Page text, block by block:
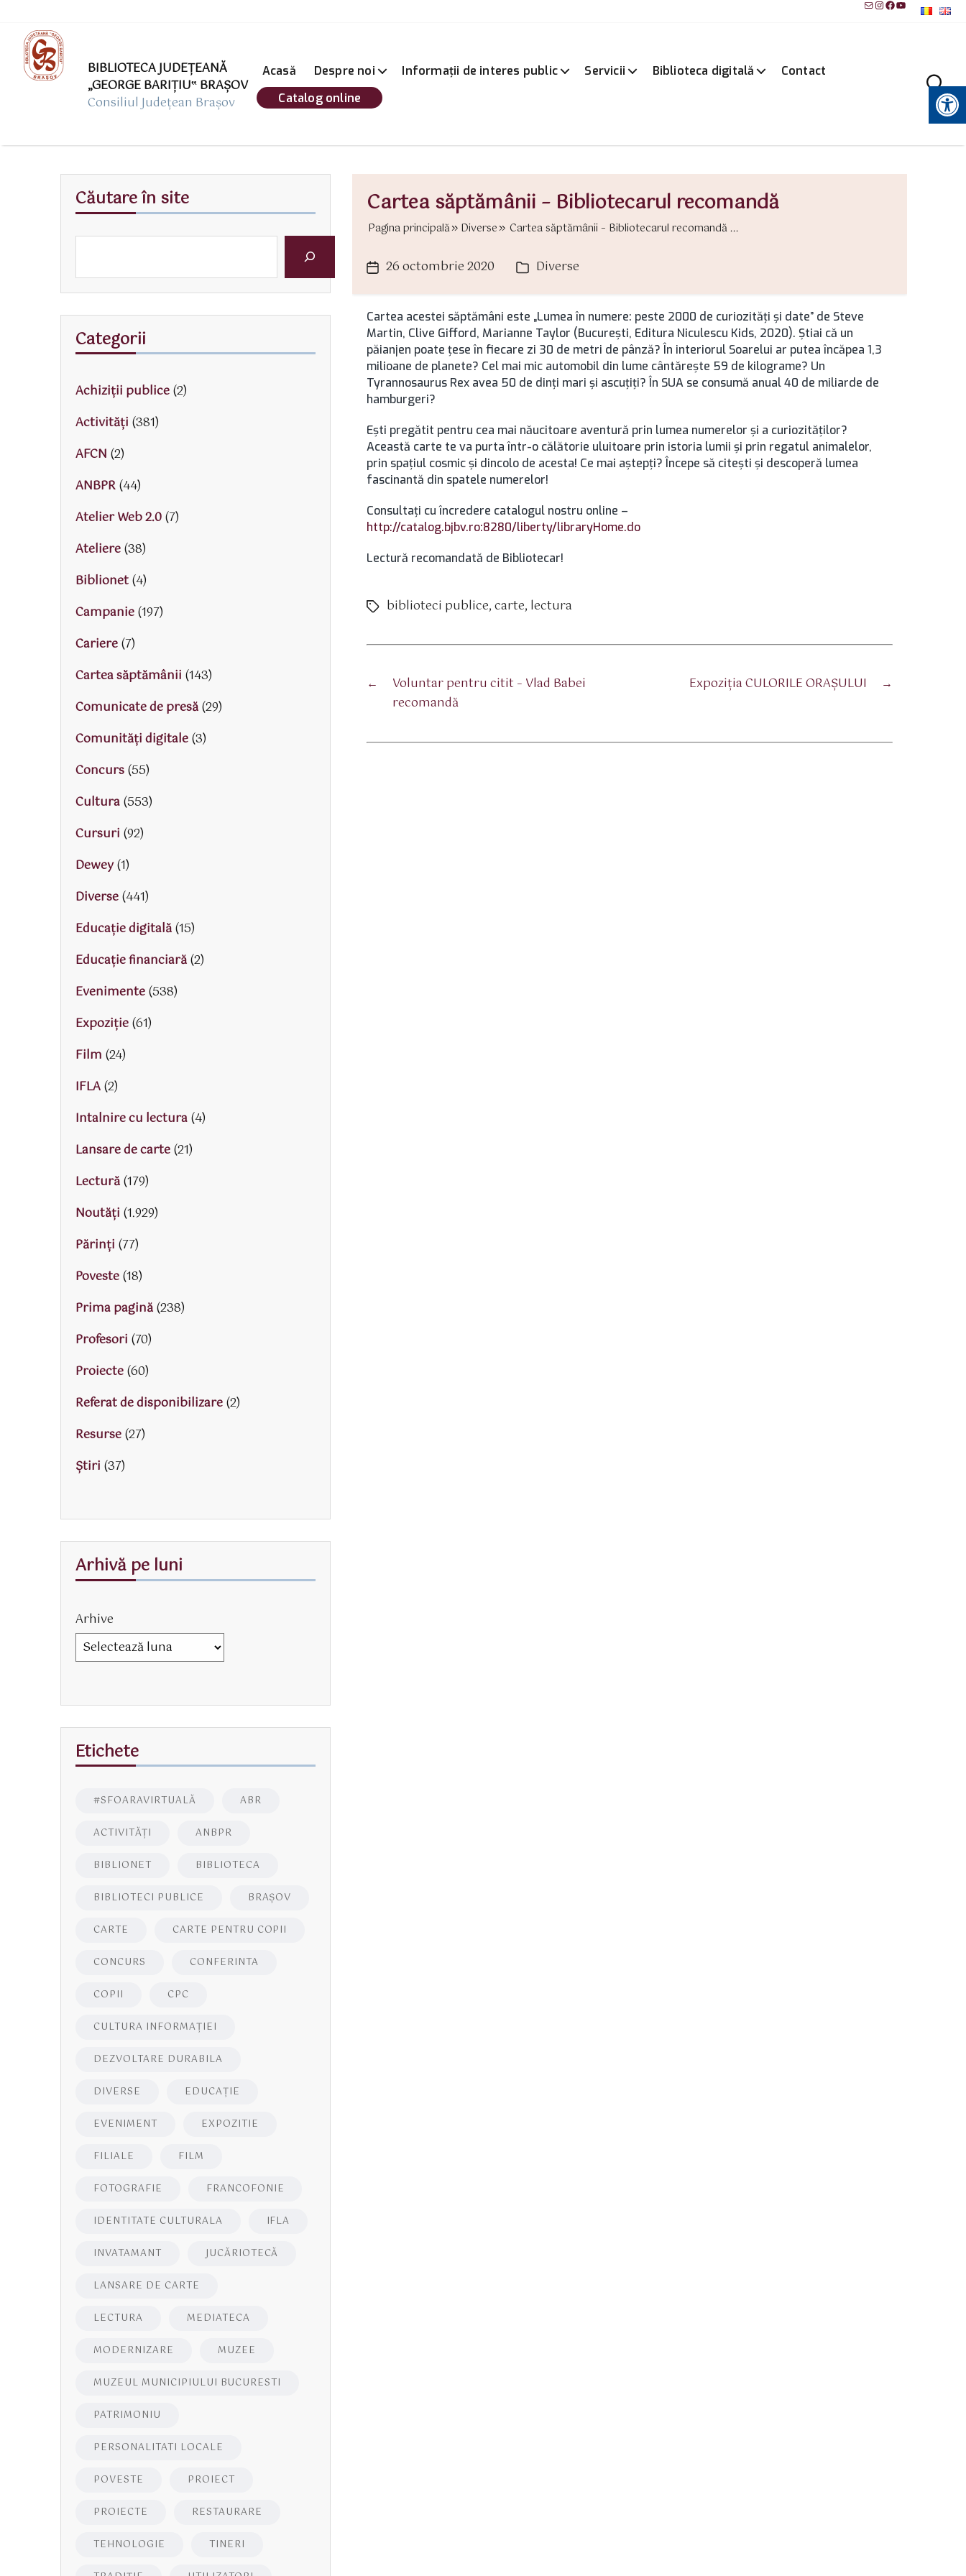
MailInstagram
Facebook
YouTube
BIBLIOTECA JUDEȚEANĂ
„GEORGE BARIŢIU‟ BRAŞOV
Consiliul Județean Brașov
Acasă Despre noi Informații de interes public Servicii Biblioteca digitală
Contact
Catalog online
Instrumente pentru accesibilitate
Cartea săptămânii – Bibliotecarul recomandă
Pagina principală Diverse Cartea săptămânii – Bibliotecarul recomandă ...
Dată26 octombrie 2020 Categorii
Diverse
Cartea acestei săptămâni este „Lumea în numere: peste 2000 de curiozități și date” de Steve
Martin, Clive Gifford, Marianne Taylor (București, Editura Niculescu Kids, 2020). Știai că un
păianjen poate ţese în fiecare zi 30 de metri de pânză? În interiorul Soarelui ar putea încăpea 1,3
milioane de planete? Cel mai mic automobil din lume cântăreşte 59 de kilograme? Un
Tyrannosaurus Rex avea 50 de dinţi mari şi ascuţiţi? În SUA se consumă anual 40 de miliarde de
hamburgeri?
Eşti pregătit pentru cea mai năucitoare aventură prin lumea numerelor şi a curiozităţilor?
Această carte te va purta într-o călătorie uluitoare prin istoria lumii şi prin regatul animalelor,
prin spaţiul cosmic şi dincolo de acesta! Ce mai aştepţi? Începe să citeşti şi descoperă lumea
fascinantă din spatele numerelor!
Consultați cu încredere catalogul nostru online –
http://catalog.bjbv.ro:8280/liberty/libraryHome.do
Lectură recomandată de Bibliotecar!
Etichete
biblioteci publice,carte, lectura
←
Voluntar pentru citit – Vlad Babei
recomandă
→
Expoziția CULORILE ORAȘULUI
Căutare în site
Categorii
Achiziții publice(2)
Activităţi (381)
AFCN (2)
ANBPR(44)
Atelier Web 2.0(7)
Ateliere(38)
Biblionet(4)
Campanie(197)
Cariere(7)
Cartea săptămânii (143)
Comunicate de presă(29)
Comunități digitale(3)
Concurs(55)
Cultura(553)
Cursuri (92)
Dewey(1)
Diverse(441)
Educaţie digitală(15)
Educaţie financiară(2)
Evenimente(538)
Expoziție(61)
Film (24)
IFLA(2)
Intalnire cu lectura(4)
Lansare de carte(21)
Lectură(179)
Noutăți (1.929)
Părinţi (77)
Poveste(18)
Prima pagină(238)
Profesori (70)
Proiecte(60)
Referat de disponibilizare(2)
Resurse(27)
Știri (37)
Arhivă pe luni
Arhive
Etichete
#SFOARAVIRTUALĂ ABR
ACTIVITĂŢI ANBPR
BIBLIONET BIBLIOTECA
BIBLIOTECI PUBLICE BRAŞOV
CARTE CARTE PENTRU COPII
CONCURS CONFERINTA
COPII CPC
CULTURA INFORMAŢIEI
DEZVOLTARE DURABILA
DIVERSE EDUCAŢIE
EVENIMENT EXPOZITIE
FILIALE FILM
FOTOGRAFIE FRANCOFONIE
IDENTITATE CULTURALA IFLA
INVATAMANT JUCĂRIOTECĂ
LANSARE DE CARTE
LECTURA MEDIATECA
MODERNIZARE MUZEE
MUZEUL MUNICIPIULUI BUCURESTI
PATRIMONIU
PERSONALITATI LOCALE
POVESTE PROIECT
PROIECTE RESTAURARE
TEHNOLOGIE TINERI